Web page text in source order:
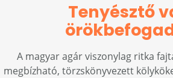
Tenyésztő
A magyar agár viszonylag ritka
megbízható, törzskönyvezett